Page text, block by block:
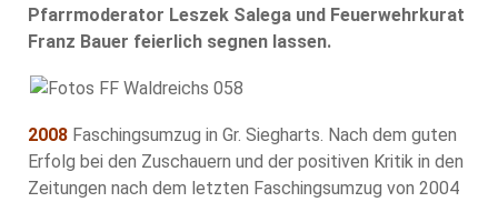
Pfarrmoderator Leszek Salega und Feuerwehrkurat
Franz Bauer feierlich segnen lassen.
2008 Faschingsumzug in Gr. Siegharts. Nach dem guten
Erfolg bei den Zuschauern und der positiven Kritik in den
Zeitungen nach dem letzten Faschingsumzug von 2004